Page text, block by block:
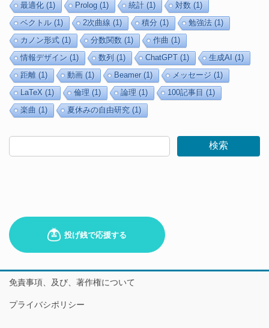
最適化 (1) Prolog (1) 統計 (1) 対数 (1)
ベクトル(1) 2次曲線 (1) 積分 (1) 勉強法 (1)
カノン形式 (1) 分数関数 (1) 作曲 (1)
情報デザイン (1) 数列 (1) ChatGPT(1) 生成AI (1)
距離(1) 動画(1) Beamer(1) メッセージ (1)
LaTeX (1) 倫理 (1) 論理 (1) 100記事目 (1)
楽曲 (1) 夏休みの自由研究 (1)
検索
免責事項、及び、著作権について
プライバシポリシー